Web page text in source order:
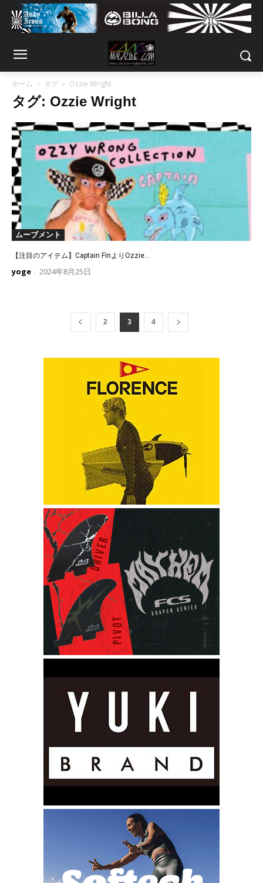
ホーム タグ Ozzie Wright
タグ: Ozzie Wright
ムーブメント
【注目のアイテム】Captain FinよりOzzie...
yoge - 2024年8月25日
2 3 4